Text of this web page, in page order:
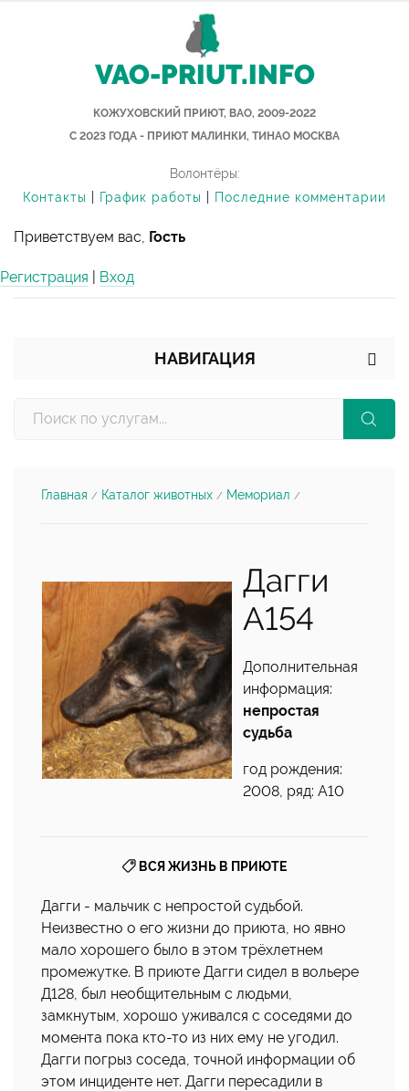
VAO-PRIUT.INFO
КОЖУХОВСКИЙ ПРИЮТ, ВАО, 2009-2022
С 2023 ГОДА - ПРИЮТ МАЛИНКИ, ТИНАО МОСКВА
Волонтёры:
Контакты
График работы Последние комментарии
Приветствуем вас, Гость
Регистрация Вход
НАВИГАЦИЯ
Главная / Каталог животных / Мемориал /
Дагги
А154
Дополнительная
информация:
непростая
судьба
год рождения:
2008, ряд: А10
ВСЯ ЖИЗНЬ В ПРИЮТЕ
Дагги - мальчик с непростой судьбой.
Неизвестно о его жизни до приюта, но явно
мало хорошего было в этом трёхлетнем
промежутке. В приюте Дагги сидел в вольере
Д128, был необщительным с людьми,
замкнутым, хорошо уживался с соседями до
момента пока кто-то из них ему не угодил.
Дагги погрыз соседа, точной информации об
этом инциденте нет. Дагги пересадили в